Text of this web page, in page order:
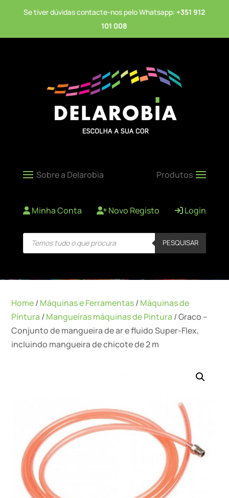
Se tiver dúvidas contacte-nos pelo Whatsapp: +351 912
101 008
Minha Conta Novo Registo Login
Products
search PESQUISAR
Home/Máquinas e Ferramentas/Máquinas de
Pintura /Mangueiras máquinas de Pintura / Graco –
Conjunto de mangueira de ar e fluido Super-Flex,
incluindo mangueira de chicote de 2 m